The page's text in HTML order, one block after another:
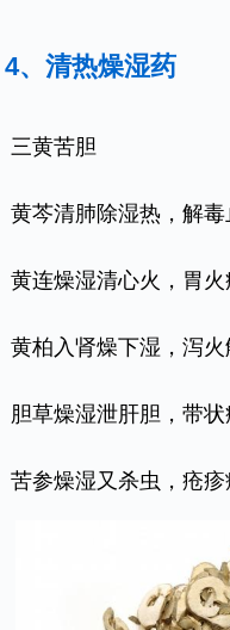
4、清热燥湿药
三黄苦胆
黄芩清肺除湿热，解毒
黄连燥湿清心火，胃火
黄柏入肾燥下湿，泻火
胆草燥湿泄肝胆，带状
苦参燥湿又杀虫，疮疹